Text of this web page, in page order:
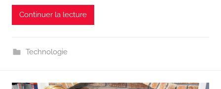
Continuer la lecture
Technologie